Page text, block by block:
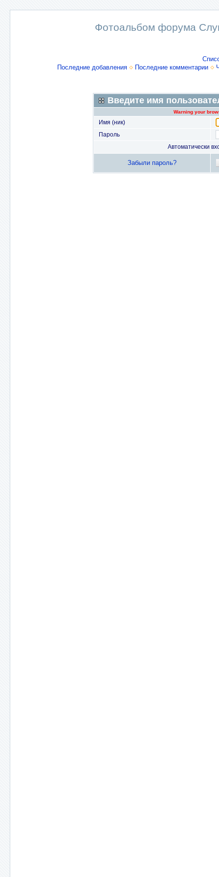
Фотоальбом форума
Последние добавления
Последние комментарии
Введите имя
Warning your
Имя (ник)
Пароль
Автоматически
Забыли пароль?